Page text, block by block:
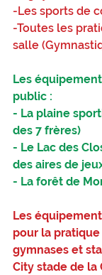
-Les sports de
-Toutes les
salle
Les
public :
- La plaine
des 7 frères)
- Le Lac des
des aires de
- La forêt de
Les
pour la
gymnases et
City stade de la